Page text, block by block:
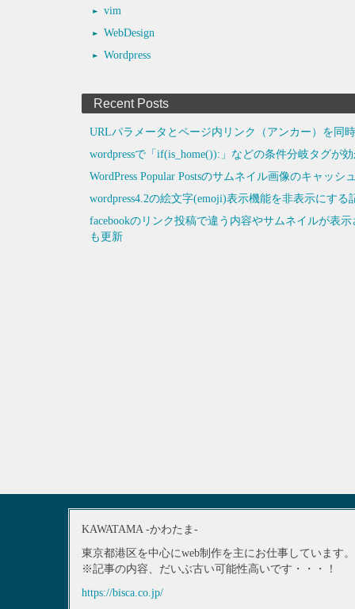
vim
WebDesign
Wordpress
Recent Posts
URLパラメータとページ内リンク（アンカー）を同
wordpressで「if(is_home()):」などの条件分岐タグが
WordPress Popular Postsのサムネイル画像のキャッシ
wordpress4.2の絵文字(emoji)表示機能を非表示にす
facebookのリンク投稿で違う内容やサムネイルが表
も更新
KAWATAMA -かわたま-
東京都港区を中心にweb制作を主にお仕事しています。
※記事の内容、だいぶ古い可能性高いです・・・！
https://bisca.co.jp/